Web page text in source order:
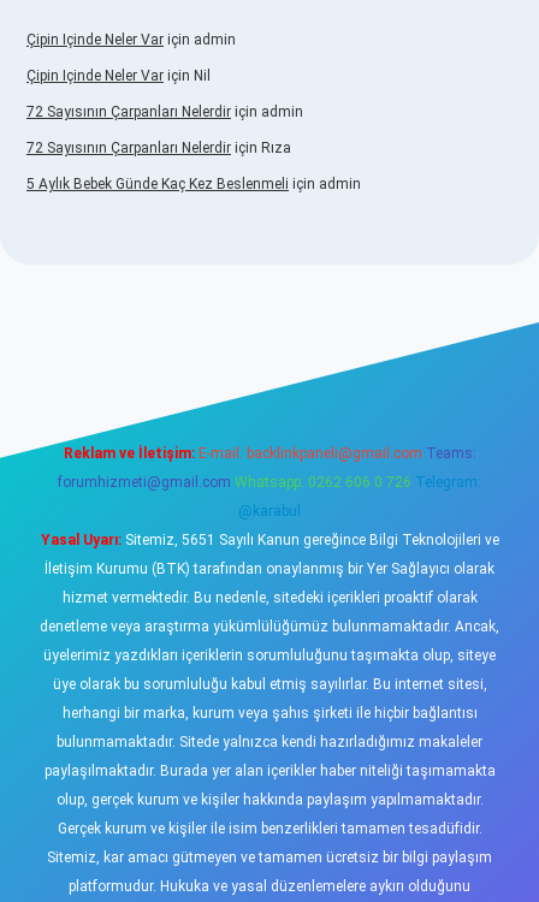
Çipin Içinde Neler Var için admin
Çipin Içinde Neler Var için Nil
72 Sayısının Çarpanları Nelerdir için admin
72 Sayısının Çarpanları Nelerdir için Rıza
5 Aylık Bebek Günde Kaç Kez Beslenmeli için admin
Reklam ve İletişim: E-mail: backlinkpaneli@gmail.com Teams:
forumhizmeti@gmail.com Whatsapp: 0262 606 0 726 Telegram:
@karabul
Yasal Uyarı:Sitemiz, 5651 Sayılı Kanun gereğince Bilgi Teknolojileri ve
İletişim Kurumu (BTK) tarafından onaylanmış bir Yer Sağlayıcı olarak
hizmet vermektedir. Bu nedenle, sitedeki içerikleri proaktif olarak
denetleme veya araştırma yükümlülüğümüz bulunmamaktadır. Ancak,
üyelerimiz yazdıkları içeriklerin sorumluluğunu taşımakta olup, siteye
üye olarak bu sorumluluğu kabul etmiş sayılırlar. Bu internet sitesi,
herhangi bir marka, kurum veya şahıs şirketi ile hiçbir bağlantısı
bulunmamaktadır. Sitede yalnızca kendi hazırladığımız makaleler
paylaşılmaktadır. Burada yer alan içerikler haber niteliği taşımamakta
olup, gerçek kurum ve kişiler hakkında paylaşım yapılmamaktadır.
Gerçek kurum ve kişiler ile isim benzerlikleri tamamen tesadüfidir.
Sitemiz, kar amacı gütmeyen ve tamamen ücretsiz bir bilgi paylaşım
platformudur. Hukuka ve yasal düzenlemelere aykırı olduğunu